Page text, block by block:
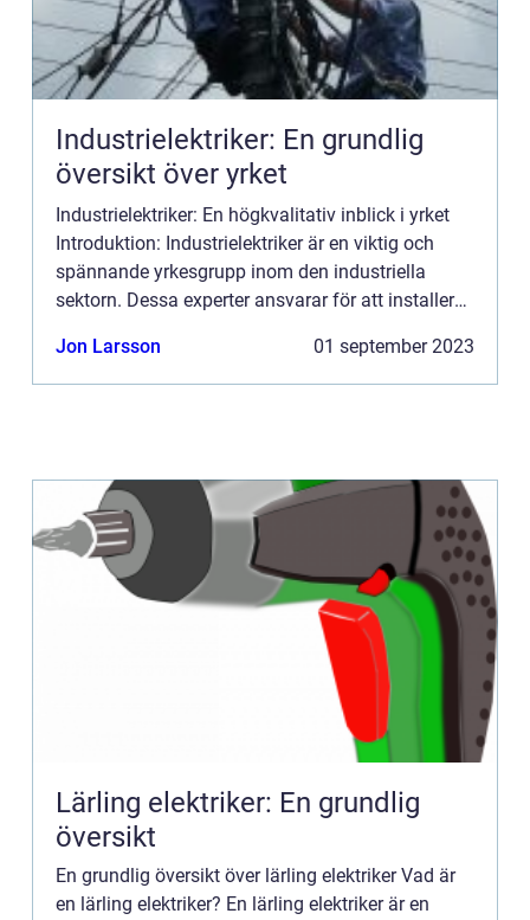
Industrielektriker: En grundlig
översikt över yrket
Industrielektriker: En högkvalitativ inblick i yrket
Introduktion: Industrielektriker är en viktig och
spännande yrkesgrupp inom den industriella
sektorn. Dessa experter ansvarar för att installera,
maski...
Jon Larsson 01 september 2023
Lärling elektriker: En grundlig
översikt
En grundlig översikt över lärling elektriker Vad är
en lärling elektriker? En lärling elektriker är en